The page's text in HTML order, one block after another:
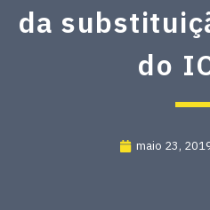
da
do
maio 23,